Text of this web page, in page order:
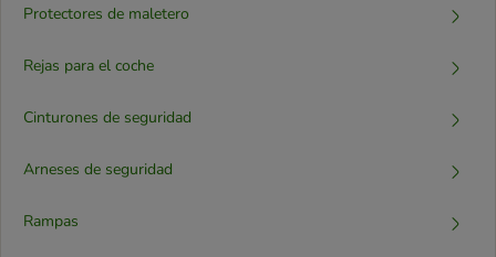
Protectores de maletero
Rejas para el coche
Cinturones de seguridad
Arneses de seguridad
Rampas